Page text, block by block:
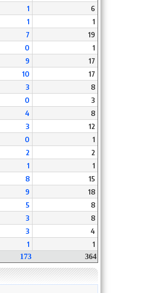
1 6
1 1
7 19
0 1
9 17
10 17
3 8
0 3
4 8
3 12
0 1
2 2
1 1
8 15
9 18
5 8
3 8
3 4
1 1
173 364